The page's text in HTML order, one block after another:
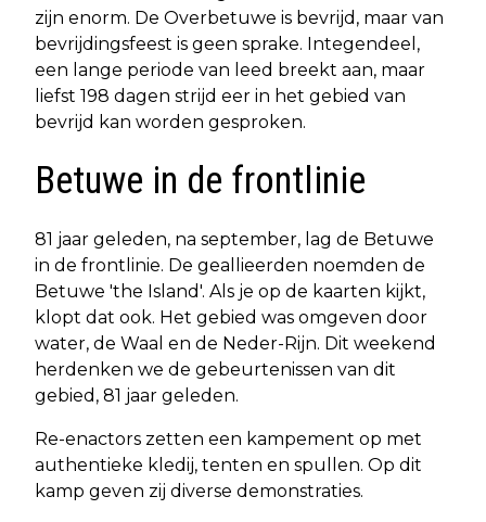
zijn enorm. De Overbetuwe is bevrijd, maar van
bevrijdingsfeest is geen sprake. Integendeel,
een lange periode van leed breekt aan, maar
liefst 198 dagen strijd eer in het gebied van
bevrijd kan worden gesproken.
Betuwe in de frontlinie
81 jaar geleden, na september, lag de Betuwe
in de frontlinie. De geallieerden noemden de
Betuwe 'the Island'. Als je op de kaarten kijkt,
klopt dat ook. Het gebied was omgeven door
water, de Waal en de Neder-Rijn. Dit weekend
herdenken we de gebeurtenissen van dit
gebied, 81 jaar geleden.
Re-enactors zetten een kampement op met
authentieke kledij, tenten en spullen. Op dit
kamp geven zij diverse demonstraties.